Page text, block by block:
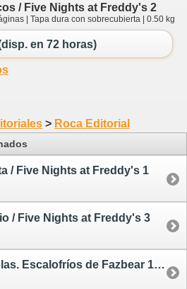
/ Five Nights at Freddy's 2
| Tapa dura con sobrecubierta | 0.50 kg
en 72 horas)
> Roca Editorial
/ Five Nights at Freddy's 1
/ Five Nights at Freddy's 3
El Parque de Bolas. Escalofríos de Fazbear 1 / Five Nights at Freddy's